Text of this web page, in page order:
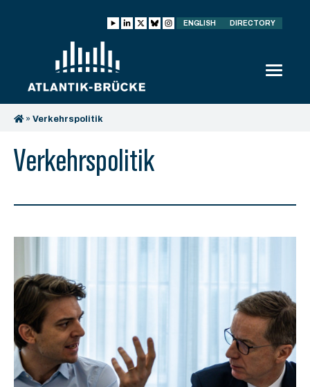
ENGLISH DIRECTORY
» Verkehrspolitik
Verkehrspolitik